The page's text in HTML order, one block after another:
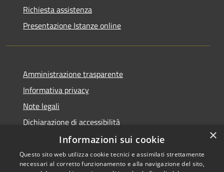
Richiesta assistenza
Presentazione Istanze online
Amministrazione trasparente
Informativa privacy
Note legali
Dichiarazione di accessibilità
×
Informazioni sui cookie
Questo sito web utilizza cookie tecnici e assimilati strettamente
necessari al corretto funzionamento e alla navigazione del sito,